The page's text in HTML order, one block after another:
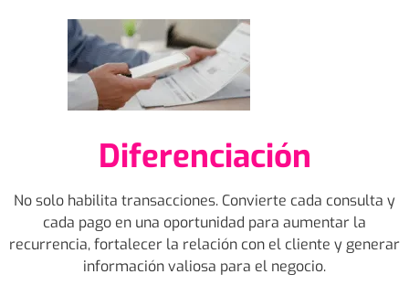
Diferenciación
No solo habilita transacciones. Convierte cada consulta y
cada pago en una oportunidad para aumentar la
recurrencia, fortalecer la relación con el cliente y generar
información valiosa para el negocio.